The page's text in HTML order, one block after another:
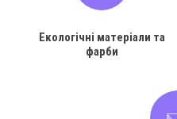
Екологічні матеріали та
фарби